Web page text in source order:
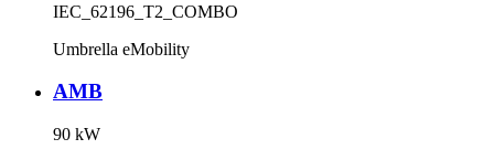
IEC_62196_T2_COMBO
Umbrella eMobility
AMB
90 kW